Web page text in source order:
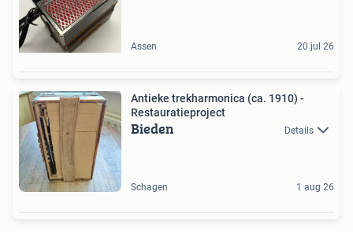
Assen 20 jul 26
Antieke trekharmonica (ca. 1910) -
Restauratieproject
Bieden Details
Schagen 1 aug 26